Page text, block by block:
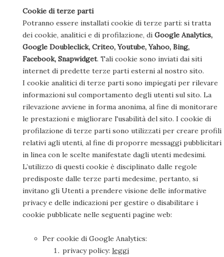
Cookie di terze parti
Potranno essere installati cookie di terze parti: si tratta
dei cookie, analitici e di profilazione, di Google Analytics,
Google Doubleclick, Criteo, Youtube, Yahoo, Bing,
Facebook, Snapwidget. Tali cookie sono inviati dai siti
internet di predette terze parti esterni al nostro sito.
I cookie analitici di terze parti sono impiegati per rilevare
informazioni sul comportamento degli utenti sul sito. La
rilevazione avviene in forma anonima, al fine di monitorare
le prestazioni e migliorare l'usabilità del sito. I cookie di
profilazione di terze parti sono utilizzati per creare profili
relativi agli utenti, al fine di proporre messaggi pubblicitari
in linea con le scelte manifestate dagli utenti medesimi.
L’utilizzo di questi cookie è disciplinato dalle regole
predisposte dalle terze parti medesime, pertanto, si
invitano gli Utenti a prendere visione delle informative
privacy e delle indicazioni per gestire o disabilitare i
cookie pubblicate nelle seguenti pagine web:
Per cookie di Google Analytics:
privacy policy: leggi